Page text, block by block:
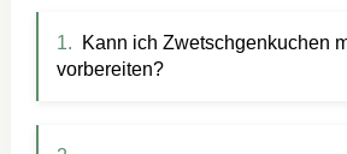
Kann ich Zwetschgenkuchen
vorbereiten?